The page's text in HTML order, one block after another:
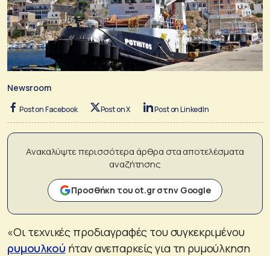
Newsroom
Post on Facebook Post on X Post on LinkedIn
Ανακαλύψτε περισσότερα άρθρα στα αποτελέσματα
αναζήτησης
Προσθήκη του ot.gr στην Google
«Οι τεχνικές προδιαγραφές του συγκεκριμένου
ρυμουλκού ήταν ανεπαρκείς για τη ρυμούλκηση